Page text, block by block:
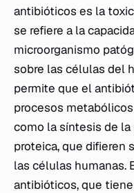
antibióticos es la
se refiere a la
microorganismo
sobre las células del
permite que el
procesos
como la síntesis de
proteica, que difieren
las células humanas.
antibióticos, que